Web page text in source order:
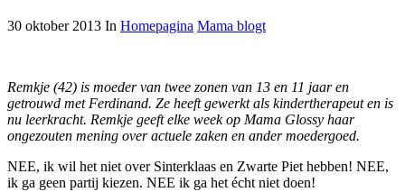
30 oktober 2013 In Homepagina Mama blogt
Remkje (42) is moeder van twee zonen van 13 en 11 jaar en
getrouwd met Ferdinand. Ze heeft gewerkt als kindertherapeut en is
nu leerkracht. Remkje geeft elke week op Mama Glossy haar
ongezouten mening over actuele zaken en ander moedergoed.
NEE, ik wil het niet over Sinterklaas en Zwarte Piet hebben! NEE,
ik ga geen partij kiezen. NEE ik ga het écht niet doen!